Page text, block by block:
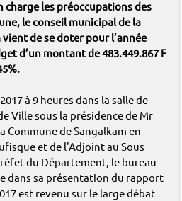
charge les préoccupations des
le conseil municipal de la
de se doter pour l’année
d’un montant de 483.449.867 F
à 9 heures dans la salle de
Ville sous la présidence de Mr
Commune de Sangalkam en
et de l'Adjoint au Sous
du Département, le bureau
dans sa présentation du rapport
est revenu sur le large débat